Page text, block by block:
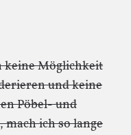
keine Möglichkeit
und keine
Pöbel- und
ich so lange